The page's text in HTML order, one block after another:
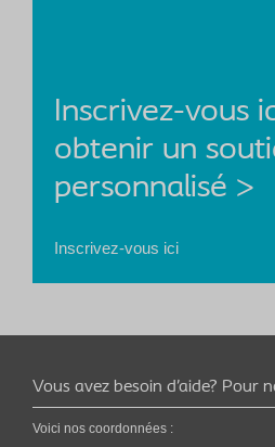
Inscrivez-vous
obtenir un
personnalisé >
Inscrivez-vous ici
Vous avez besoin d’aide? Pour
Voici nos coordonnées :